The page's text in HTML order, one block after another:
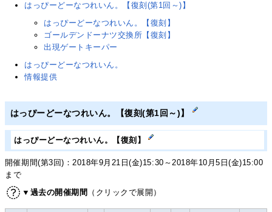
はっぴーどーなつれいん。【復刻(第1回～)】
はっぴーどーなつれいん。【復刻】
ゴールデンドーナツ交換所【復刻】
出現ゲートキーパー
はっぴーどーなつれいん。
情報提供
はっぴーどーなつれいん。【復刻(第1回～)】
はっぴーどーなつれいん。【復刻】
開催期間(第3回)：2018年9月21日(金)15:30～2018年10月5日(金)15:00
まで
▼過去の開催期間
（クリックで展開）